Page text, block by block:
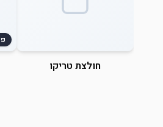
חולצת טריקו